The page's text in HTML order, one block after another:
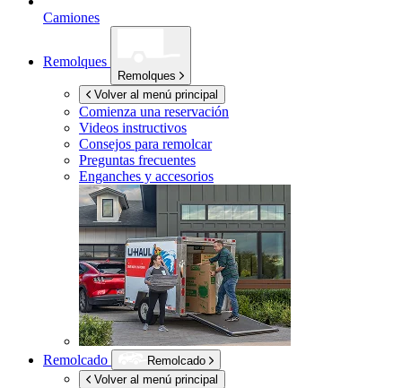
Camiones
Remolques
Remolques
Volver al menú principal
Comienza una reservación
Videos instructivos
Consejos para remolcar
Preguntas frecuentes
Enganches y accesorios
Remolcado
Remolcado
Volver al menú principal